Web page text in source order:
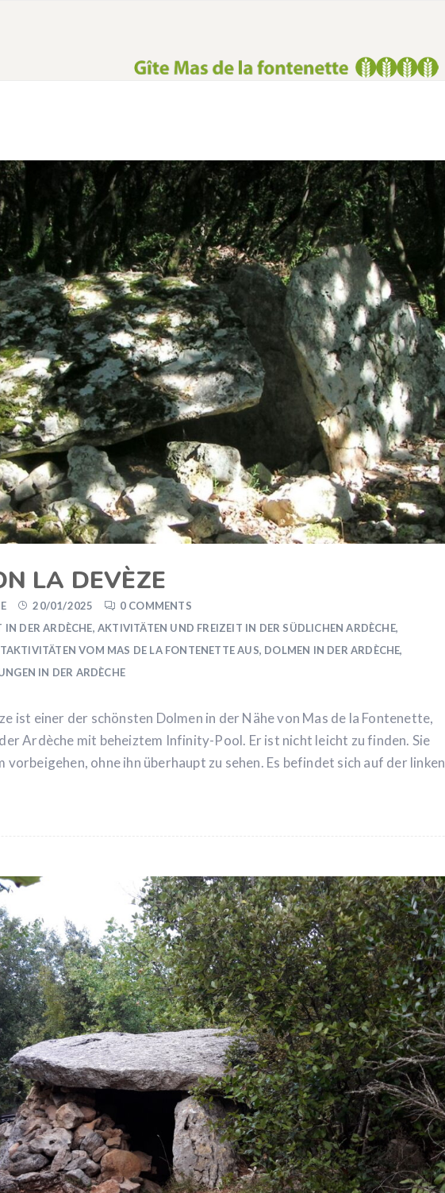
LA DEVÈZE
20/01/2025
0 COMMENTS
DER ARDÈCHE,AKTIVITÄTEN UND FREIZEIT IN DER SÜDLICHEN ARDÈCHE,
VOM MAS DE LA FONTENETTE AUS, DOLMEN IN DER ARDÈCHE,
IN DER ARDÈCHE
ist einer der schönsten Dolmen in der Nähe von Mas de la Fontenette,
Ardèche mit beheiztem Infinity-Pool. Er ist nicht leicht zu finden. Sie
vorbeigehen, ohne ihn überhaupt zu sehen. Es befindet sich auf der linken